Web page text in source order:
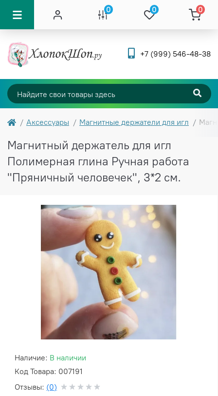
0 0 0
+7 (999) 546-48-38
Аксессуары Магнитные держатели для игл
Магнитный держатель для игл
Полимерная глина Ручная работа
"Пряничный человечек", 3*2 см.
Наличие: В наличии
Код Товара: 007191
Отзывы: (0)